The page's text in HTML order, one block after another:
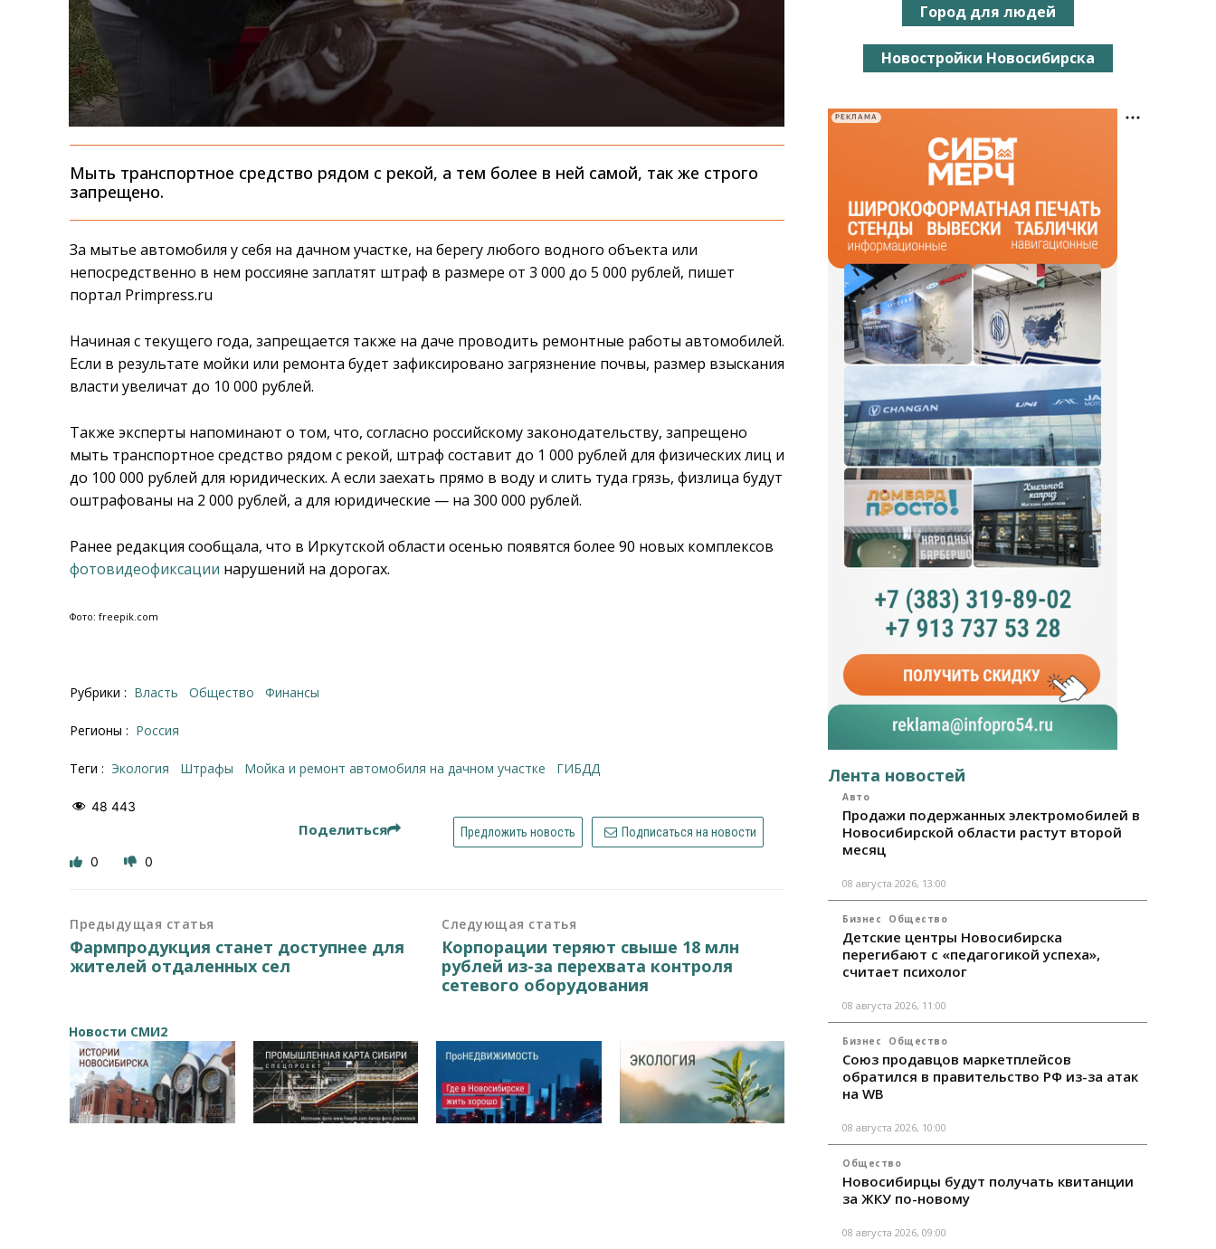
Мыть транспортное средство рядом с рекой, а тем более в ней самой, так же строго
запрещено.
За мытье автомобиля у себя на дачном участке, на берегу любого водного объекта или
непосредственно в нем россияне заплатят штраф в размере от 3 000 до 5 000 рублей, пишет
портал Primpress.ru
Начиная с текущего года, запрещается также на даче проводить ремонтные работы автомобилей.
Если в результате мойки или ремонта будет зафиксировано загрязнение почвы, размер взыскания
власти увеличат до 10 000 рублей.
Также эксперты напоминают о том, что, согласно российскому законодательству, запрещено
мыть транспортное средство рядом с рекой, штраф составит до 1 000 рублей для физических лиц и
до 100 000 рублей для юридических. А если заехать прямо в воду и слить туда грязь, физлица будут
оштрафованы на 2 000 рублей, а для юридические — на 300 000 рублей.
Ранее редакция сообщала, что в Иркутской области осенью появятся более 90 новых комплексов
фотовидеофиксации нарушений на дорогах.
Фото: freepik.com
Рубрики : Власть Общество Финансы
Регионы : Россия
Теги : экология штрафы мойка и ремонт автомобиля на дачном участке ГИБДД
48 443
Поделиться Предложить новость Подписаться на новости
0 0
Предыдущая статья
Фармпродукция станет доступнее для
жителей отдаленных сел
Следующая статья
Корпорации теряют свыше 18 млн
рублей из-за перехвата контроля
сетевого оборудования
Новости СМИ2
Город для людей
Новостройки Новосибирска
РЕКЛАМА
Лента новостей
Авто
Продажи подержанных электромобилей в
Новосибирской области растут второй
месяц
08 августа 2026, 13:00
Бизнес Общество
Детские центры Новосибирска
перегибают с «педагогикой успеха»,
считает психолог
08 августа 2026, 11:00
Бизнес Общество
Союз продавцов маркетплейсов
обратился в правительство РФ из-за атак
на WB
08 августа 2026, 10:00
Общество
Новосибирцы будут получать квитанции
за ЖКУ по-новому
08 августа 2026, 09:00